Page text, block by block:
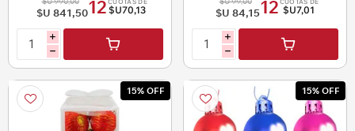
$U 841,5012 CUOTAS DE
$U70,13
i
h
$U 84,1512 CUOTAS DE
$U7,01
i
h
15% OFF 15% OFF